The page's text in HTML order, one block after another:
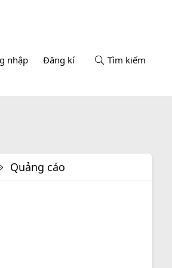
nhập Đăng kí Tìm kiếm
Quảng cáo